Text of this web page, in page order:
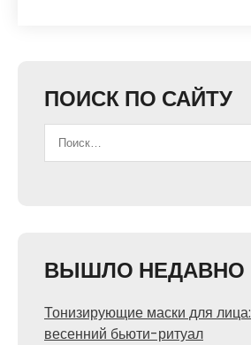
ПОИСК ПО САЙТУ
ВЫШЛО НЕДАВНО
Тонизирующие маски для лица:
весенний бьюти-ритуал